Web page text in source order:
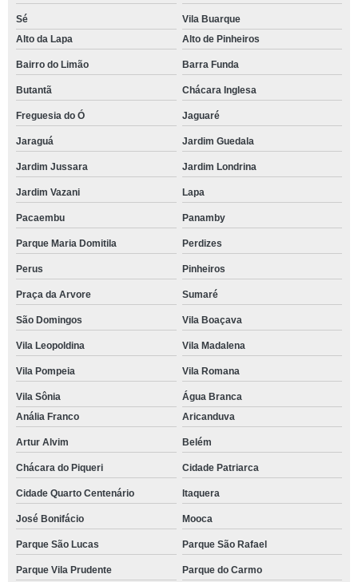
Sé
Vila Buarque
Alto da Lapa
Alto de Pinheiros
Bairro do Limão Barra Funda
Butantã Chácara Inglesa
Freguesia do Ó Jaguaré
Jaraguá Jardim Guedala
Jardim Jussara Jardim Londrina
Jardim Vazani Lapa
Pacaembu Panamby
Parque Maria Domitila Perdizes
Perus Pinheiros
Praça da Arvore Sumaré
São Domingos Vila Boaçava
Vila Leopoldina Vila Madalena
Vila Pompeia Vila Romana
Vila Sônia
Água Branca
Anália Franco
Aricanduva
Artur Alvim Belém
Chácara do Piqueri Cidade Patriarca
Cidade Quarto Centenário Itaquera
José Bonifácio Mooca
Parque São Lucas Parque São Rafael
Parque Vila Prudente Parque do Carmo